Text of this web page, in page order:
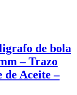
de bola
– Trazo
de Aceite –